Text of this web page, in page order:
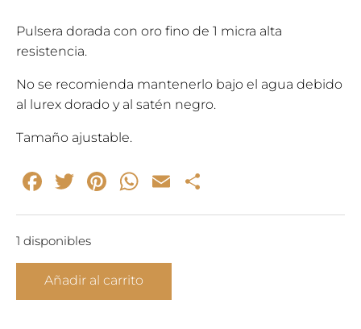
Pulsera dorada con oro fino de 1 micra alta
resistencia.
No se recomienda mantenerlo bajo el agua debido
al lurex dorado y al satén negro.
Tamaño ajustable.
Facebook
Twitter
Pinterest
WhatsApp
Email
1 disponibles
Añadir al carrito